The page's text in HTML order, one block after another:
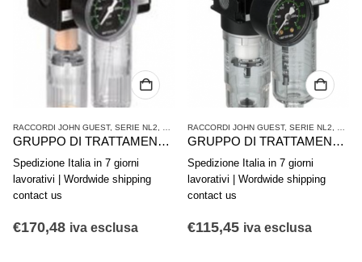
ARIA COMPRESSA
RACCORDI JOHN GUEST, SERIE NL2 TRATTAMENTO ARIA COMPRESSA
GRUPPO DI TRATTAMENTO ARIA IN 2 PARTI AVENTICS SERIE NL2-ACD 0821300404
Spedizione Italia in 7 giorni
lavorativi | Wordwide shipping
contact us
€170,48 iva esclusa
RACCORDI JOHN GUEST, SERIE NL2
GRUPPO DI TRATTAMENTO ARIA IN 2 PARTI AVENTICS SERIE NL1-ACD 0821300728
Spedizione Italia in 7 giorni
lavorativi | Wordwide shipping
contact us
€115,45 iva esclusa